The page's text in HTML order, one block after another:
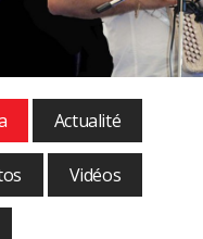
Actualité
Vidéos